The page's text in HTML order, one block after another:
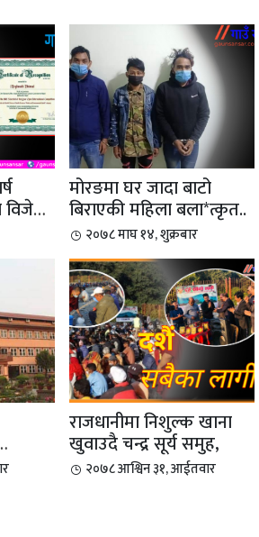
मोरङमा घर जादा बाटो
बिराएकी महिला बला*त्कृत..
२०७८ माघ १४, शुक्रबार
राजधानीमा निशुल्क खाना
खुवाउदै चन्द्र सूर्य समुह,
२०७८ आश्विन ३१, आईतवार